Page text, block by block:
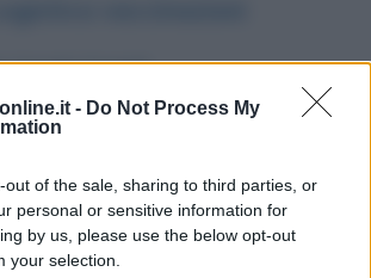
- Do Not Process My
out of the sale, sharing to third parties, or
personal or sensitive information for
by us, please use the below opt-out
your selection.
: Corrado Formigli
2021 23:32:39